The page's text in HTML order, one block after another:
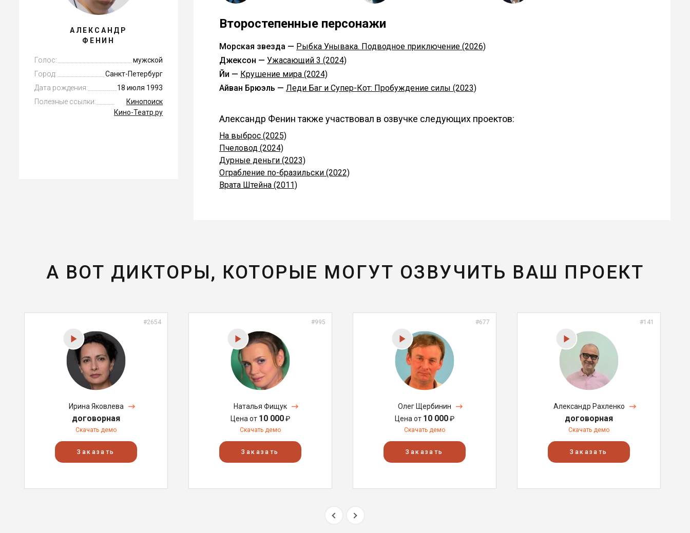
АЛЕКСАНДР
ФЕНИН
Голос:
мужской
Город:
Санкт-Петербург
Дата рождения:
18 июля 1993
Полезные ссылки:
Кинопоиск
Кино-Театр.ру
Второстепенные персонажи
Морская звезда — Рыбка Унывака. Подводное приключение (2026)
Джексон — Ужасающий 3 (2024)
Йи — Крушение мира (2024)
Айван Брюэль — Леди Баг и Супер-Кот: Пробуждение силы (2023)
Александр Фенин также участвовал в озвучке следующих проектов:
На выброс (2025)
Пчеловод (2024)
Дурные деньги (2023)
Ограбление по-бразильски (2022)
Врата Штейна (2011)
А ВОТ ДИКТОРЫ, КОТОРЫЕ МОГУТ ОЗВУЧИТЬ ВАШ ПРОЕКТ
#2654
Ирина Яковлева
договорная
Скачать демо
Заказать
#995
Наталья Фищук
Цена от 10 000₽
Скачать демо
Заказать
#677
Олег Щербинин
Цена от 10 000₽
Скачать демо
Заказать
#141
Александр Рахленко
договорная
Скачать демо
Заказать